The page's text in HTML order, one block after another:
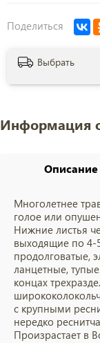
Поделиться
Выбрать
Информация
Описание
Многолетнее
голое или
Нижние листья
выходящие по 4-
продолговатые,
ланцетные,
концах
с крупными
нередко
Произрастает в